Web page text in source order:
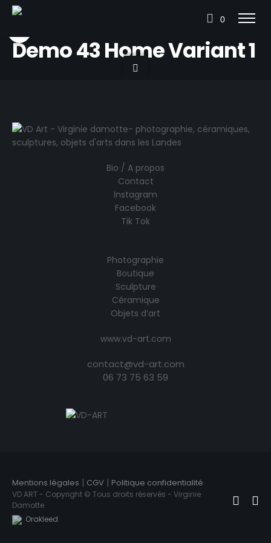
0
Demo 43 Home Variant 1
Bio / A propos
Contact
Instagram
Facebook
Tik Tok
Photographie
Boutique
Sculpture
Céramique
Objets d’art
www.vd-art.com
contact@vd-art.com
06 73 75 63 59
Mentions légales | CGV | Politique confidentialité
VD ART - Copyright © Tous droits réservés - Virginie
Damotte
Orakleed